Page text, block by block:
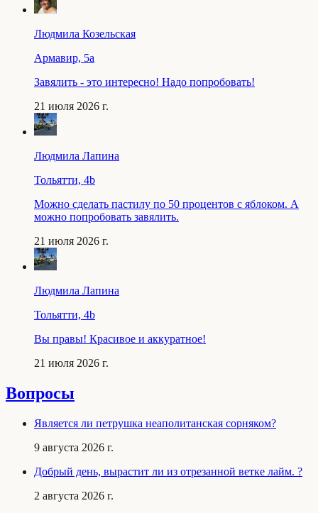
Людмила Козельская
Армавир, 5a
Завялить - это интересно! Надо попробовать!
21 июля 2026 г.
Людмила Лапина
Тольятти, 4b
Можно сделать пастилу по 50 процентов с яблоком. А
можно попробовать завялить.
21 июля 2026 г.
Людмила Лапина
Тольятти, 4b
Вы правы! Красивое и аккуратное!
21 июля 2026 г.
Вопросы
Является ли петрушка неаполитанская сорняком?
9 августа 2026 г.
Добрый день, вырастит ли из отрезанной ветке лайм. ?
2 августа 2026 г.